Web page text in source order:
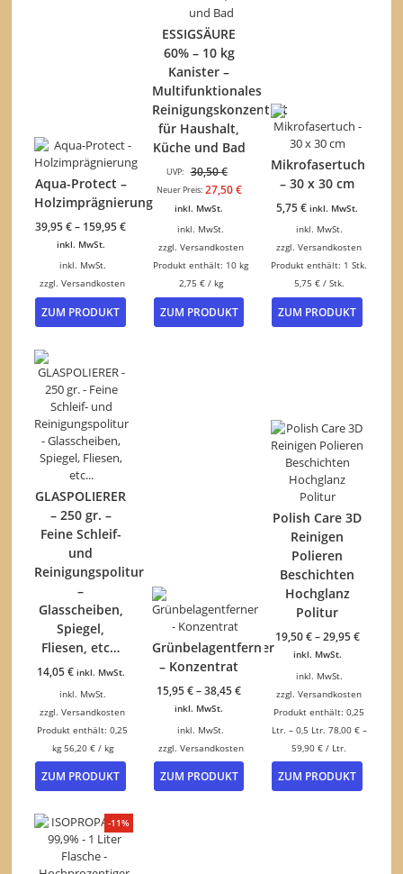
Produktseite
gewählt
werden
Aqua-Protect –
Holzimprägnierung
39,95€– 159,95€
inkl. MwSt.
inkl. MwSt.
zzgl.Versandkosten
ZUM PRODUKT
Dieses
Produkt
Optionen
gewählt
ESSIGSÄURE
60% – 10 kg
Kanister –
Multifunktionales
Reinigungskonzentrat
für Haushalt,
Küche und Bad
UVP: 30,50€Ursprünglicher
Preis
Neuer Preis: 27,50€Aktueller
inkl. MwSt.
inkl. MwSt.
zzgl. Versandkosten
Produkt enthält: 10kg
2,75 €/ kg
ZUM PRODUKT
Mikrofasertuch
– 30 x 30 cm
5,75€ inkl. MwSt.
inkl. MwSt.
zzgl.Versandkosten
Produkt enthält: 1Stk.
5,75 €/ Stk.
ZUM PRODUKT
GLASPOLIERER
– 250 gr. –
Feine Schleif-
und
Reinigungspolitur
–
Glasscheiben,
Spiegel,
Fliesen, etc…
14,05€ inkl. MwSt.
inkl. MwSt.
zzgl.Versandkosten
Produkt enthält: 0,25
kg 56,20 €/ kg
ZUM PRODUKT
Grünbelagentferner
– Konzentrat
15,95€–38,45€
inkl. MwSt.
inkl. MwSt.
zzgl. Versandkosten
ZUM PRODUKT
Dieses
Produkt
Polish Care 3D
Reinigen
Polieren
Beschichten
Hochglanz
Politur
19,50€–29,95€
inkl. MwSt.
inkl. MwSt.
zzgl.Versandkosten
Produkt enthält: 0,25
Ltr. – 0,5 Ltr. 78,00 €–
59,90€ / Ltr.
ZUM PRODUKT
Dieses
-11%